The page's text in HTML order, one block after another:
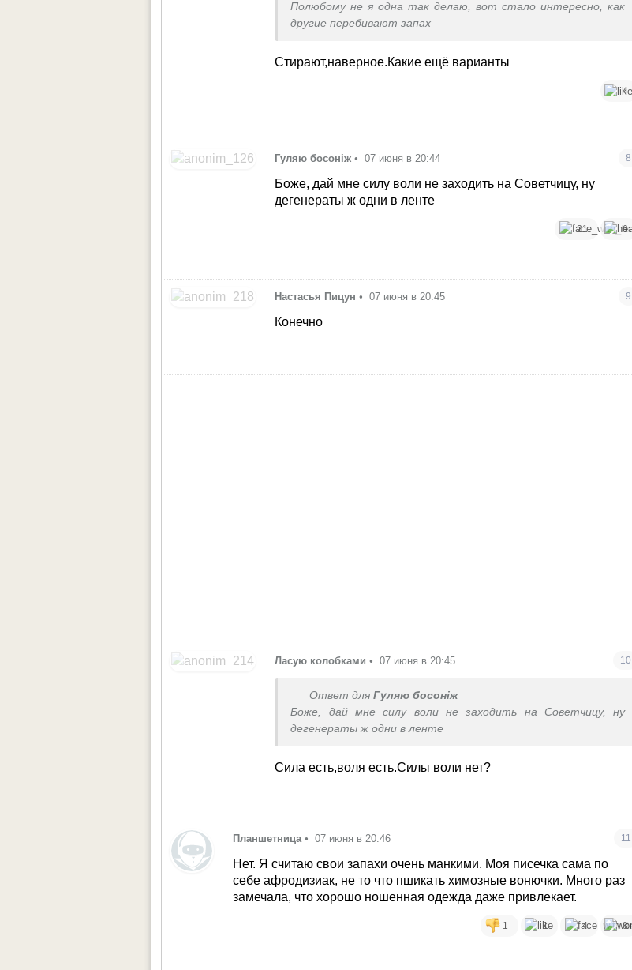
Полюбому не я одна так делаю, вот стало интересно, как
другие перебивают запах
Стирают,наверное.Какие ещё варианты
4
Гуляю босоніж • 07 июня в 20:44 8
Боже, дай мне силу воли не заходить на Советчицу, ну
дегенераты ж одни в ленте
21 6
Настасья Пицун • 07 июня в 20:45 9
Конечно
Ласую колобками • 07 июня в 20:45 10
Ответ для Гуляю босоніж
Боже, дай мне силу воли не заходить на Советчицу, ну
дегенераты ж одни в ленте
Сила есть,воля есть.Силы воли нет?
Планшетница • 07 июня в 20:46 11
Нет. Я считаю свои запахи очень манкими. Моя писечка сама по
себе афродизиак, не то что пшикать химозные вонючки. Много раз
замечала, что хорошо ношенная одежда даже привлекает.
1 1 4 8